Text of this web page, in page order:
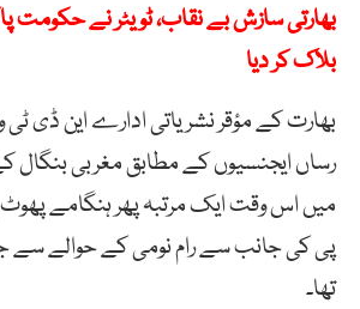
بھارتی سازش بے نقاب، ٹویٹر نے حکومت
بلاک کر دیا
بھارت کے مؤقر نشریاتی ادارے این ڈی ٹی
رساں ایجنسیوں کے مطابق مغربی بنگال
میں اس وقت ایک مرتبہ پھر ہنگامے
پی کی جانب سے رام نومی کے حوالے سے
تھا۔